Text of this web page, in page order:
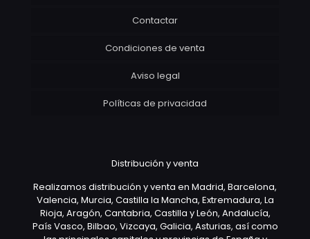
Contactar
Condiciones de venta
Aviso legal
Políticas de privacidad
Distribución y venta
Realizamos distribución y venta en Madrid, Barcelona,
Valencia, Murcia, Castilla la Mancha, Extremadura, La
Rioja, Aragón, Cantabria, Castilla y León, Andalucía,
País Vasco, Bilbao, Vizcaya, Galicia, Asturias, así como